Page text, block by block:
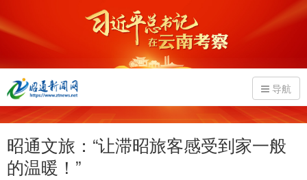
导航
昭通文旅：“让滞昭旅客感受到家一般
的温暖！”